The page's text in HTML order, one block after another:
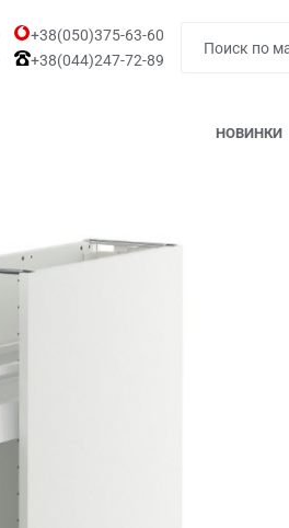
+38(050)375-63-60
+38(044)247-72-89
НОВИНКИ